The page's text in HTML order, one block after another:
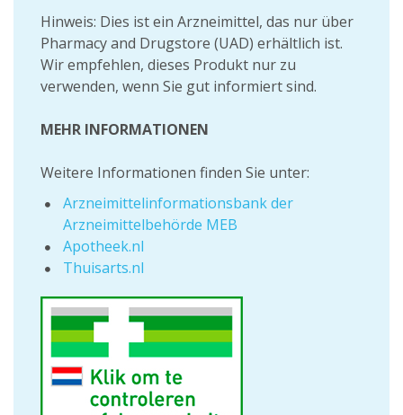
Hinweis: Dies ist ein Arzneimittel, das nur über
Pharmacy and Drugstore (UAD) erhältlich ist.
Wir empfehlen, dieses Produkt nur zu
verwenden, wenn Sie gut informiert sind.
MEHR INFORMATIONEN
Weitere Informationen finden Sie unter:
Arzneimittelinformationsbank der
Arzneimittelbehörde MEB
Apotheek.nl
Thuisarts.nl